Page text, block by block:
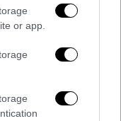
or app.
παμπ με
-
του